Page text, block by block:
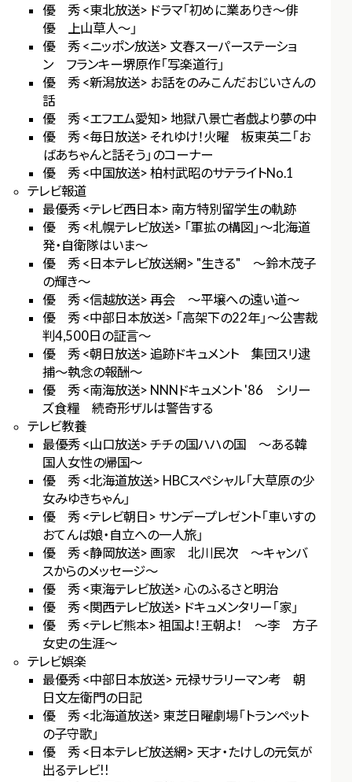
優 秀 <東北放送> ドラマ「初めに業ありき～俳
優 上山草人～」
優 秀 <ニッポン放送> 文春スーパーステーショ
ン フランキー堺原作「写楽道行」
優 秀 <新潟放送> お話をのみこんだおじいさんの
話
優 秀 <エフエム愛知> 地獄八景亡者戯より夢の中
優 秀 <毎日放送> それゆけ！火曜 板東英二「お
ばあちゃんと話そう」のコーナー
優 秀 <中国放送> 柏村武昭のサテライトNo.1
テレビ報道
最優秀 <テレビ西日本> 南方特別留学生の軌跡
優 秀 <札幌テレビ放送> 「軍拡の構図」～北海道
発・自衛隊はいま～
優 秀 <日本テレビ放送網> "生きる" ～鈴木茂子
の輝き～
優 秀 <信越放送> 再会 ～平壌への遠い道～
優 秀 <中部日本放送> 「高架下の22年」～公害裁
判4,500日の証言～
優 秀 <朝日放送> 追跡ドキュメント 集団スリ逮
捕～執念の報酬～
優 秀 <南海放送> NNNドキュメント '86 シリー
ズ食糧 続奇形ザルは警告する
テレビ教養
最優秀 <山口放送> チチの国ハハの国 ～ある韓
国人女性の帰国～
優 秀 <北海道放送> HBCスペシャル「大草原の少
女みゆきちゃん」
優 秀 <テレビ朝日> サンデープレゼント「車いすの
おてんば娘・自立への一人旅」
優 秀 <静岡放送> 画家 北川民次 ～キャンバ
スからのメッセージ～
優 秀 <東海テレビ放送> 心のふるさと明治
優 秀 <関西テレビ放送> ドキュメンタリー「家」
優 秀 <テレビ熊本> 祖国よ！王朝よ！ ～李 方子
女史の生涯～
テレビ娯楽
最優秀 <中部日本放送> 元禄サラリーマン考 朝
日文左衛門の日記
優 秀 <北海道放送> 東芝日曜劇場「トランペット
の子守歌」
優 秀 <日本テレビ放送網> 天才・たけしの元気が
出るテレビ!!